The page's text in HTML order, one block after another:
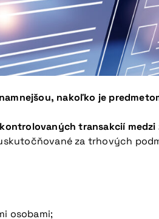
nakoľko je
transakcií medzi
za trhových
osobami;